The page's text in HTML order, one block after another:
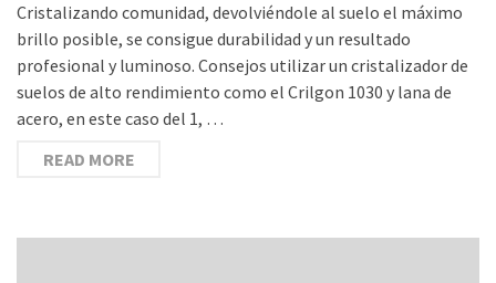
Cristalizando comunidad, devolviéndole al suelo el máximo
brillo posible, se consigue durabilidad y un resultado
profesional y luminoso. Consejos utilizar un cristalizador de
suelos de alto rendimiento como el Crilgon 1030 y lana de
acero, en este caso del 1, …
READ MORE